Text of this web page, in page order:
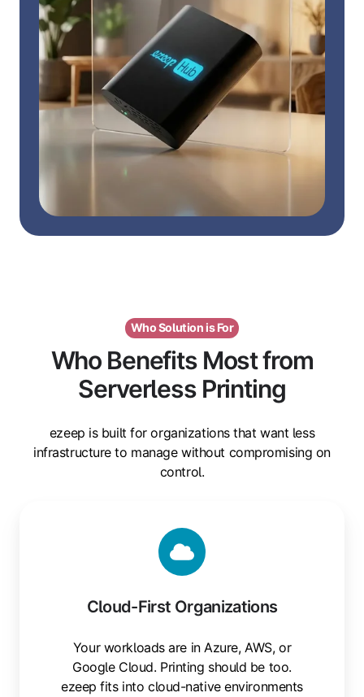
Who Solution is For
Who Benefits Most from
Serverless Printing
ezeep is built for organizations that want less
infrastructure to manage without compromising on
control.
Cloud-First Organizations
Your workloads are in Azure, AWS, or
Google Cloud. Printing should be too.
ezeep fits into cloud-native environments